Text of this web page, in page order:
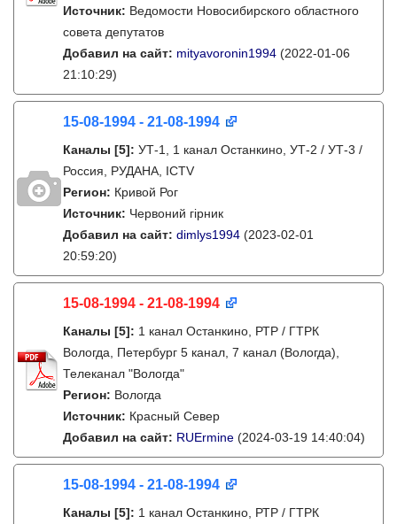
Источник: Ведомости Новосибирского областного
совета депутатов
Добавил на сайт: mityavoronin1994 (2022-01-06
21:10:29)
15-08-1994 - 21-08-1994
Каналы [5]: УТ-1, 1 канал Останкино, УТ-2 / УТ-3 /
Россия, РУДАНА, ICTV
Регион: Кривой Рог
Источник: Червоний гірник
Добавил на сайт: dimlys1994 (2023-02-01
20:59:20)
15-08-1994 - 21-08-1994
Каналы [5]: 1 канал Останкино, РТР / ГТРК
Вологда, Петербург 5 канал, 7 канал (Вологда),
Телеканал "Вологда"
Регион: Вологда
Источник: Красный Север
Добавил на сайт: RUErmine (2024-03-19 14:40:04)
15-08-1994 - 21-08-1994
Каналы [5]: 1 канал Останкино, РТР / ГТРК